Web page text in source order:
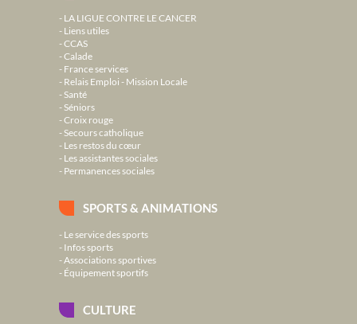
LA LIGUE CONTRE LE CANCER
Liens utiles
CCAS
Calade
France services
Relais Emploi - Mission Locale
Santé
Séniors
Croix rouge
Secours catholique
Les restos du cœur
Les assistantes sociales
Permanences sociales
SPORTS & ANIMATIONS
Le service des sports
Infos sports
Associations sportives
Équipement sportifs
CULTURE